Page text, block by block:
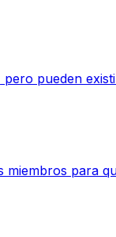
pueden
para